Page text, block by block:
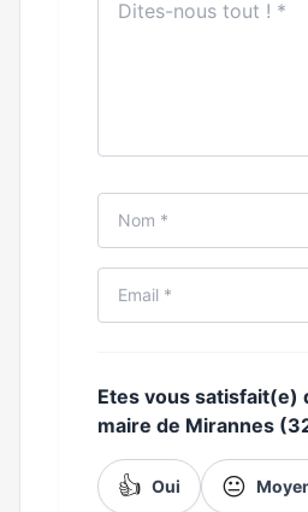
Etes vous satisfait(e)
maire de Mirannes
👍 Oui 😐